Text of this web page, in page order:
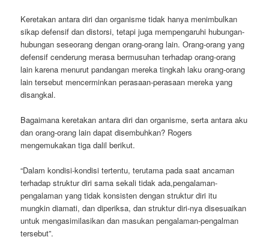
Keretakan antara diri dan organisme tidak hanya menimbulkan
sikap defensif dan distorsi, tetapi juga mempengaruhi hubungan-
hubungan seseorang dengan orang-orang lain. Orang-orang yang
defensif cenderung merasa bermusuhan terhadap orang-orang
lain karena menurut pandangan mereka tingkah laku orang-orang
lain tersebut mencerminkan perasaan-perasaan mereka yang
disangkal.
Bagaimana keretakan antara diri dan organisme, serta antara aku
dan orang-orang lain dapat disembuhkan? Rogers
mengemukakan tiga dalil berikut.
“Dalam kondisi-kondisi tertentu, terutama pada saat ancaman
terhadap struktur diri sama sekali tidak ada,pengalaman-
pengalaman yang tidak konsisten dengan struktur diri itu
mungkin diamati, dan diperiksa, dan struktur diri-nya disesuaikan
untuk mengasimilasikan dan masukan pengalaman-pengalman
tersebut”.